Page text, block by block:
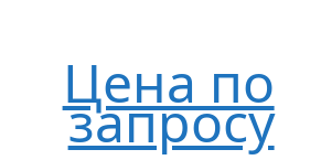
Цена по
запросу